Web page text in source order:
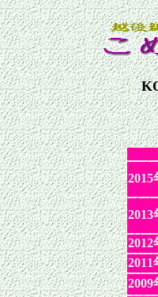
2015
2013
2012
2011
2009